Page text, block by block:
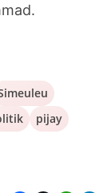
pijay